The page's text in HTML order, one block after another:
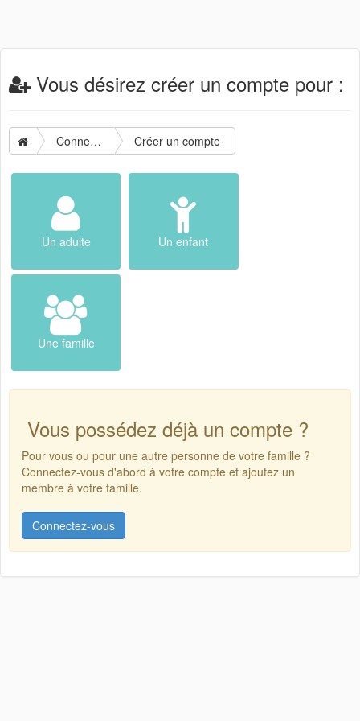
Vous désirez créer un compte pour :
Connexion Créer un compte
Un adulte Un enfant
Une famille
Vous possédez déjà un compte ?
Pour vous ou pour une autre personne de votre famille ?
Connectez-vous d'abord à votre compte et ajoutez un
membre à votre famille.
Connectez-vous